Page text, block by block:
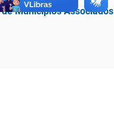
Municípios Associados